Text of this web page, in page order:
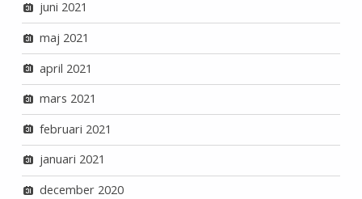
juni 2021
maj 2021
april 2021
mars 2021
februari 2021
januari 2021
december 2020